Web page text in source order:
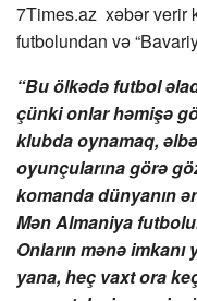
7Times.az xəbər verir
futbolundan və
“Bu ölkədə futbol
çünki onlar həmişə
klubda oynamaq,
oyunçularına görə
komanda dünyanın
Mən Almaniya
Onların mənə
yana, heç vaxt ora